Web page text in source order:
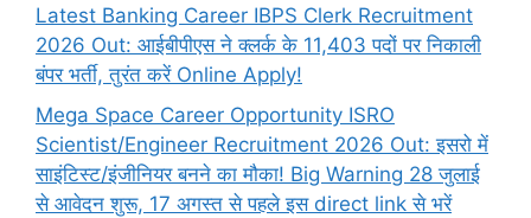
Latest Banking Career IBPS Clerk Recruitment
2026 Out: आईबीपीएस ने क्लर्क के 11,403 पदों पर निकाली
बंपर भर्ती, तुरंत करें Online Apply!
Mega Space Career Opportunity ISRO
Scientist/Engineer Recruitment 2026 Out: इसरो में
साइंटिस्ट/इंजीनियर बनने का मौका! Big Warning 28 जुलाई
से आवेदन शुरू, 17 अगस्त से पहले इस direct link से भरें